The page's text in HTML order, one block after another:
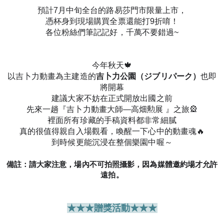
預計7月中旬全台的路易莎門市限量上市，
憑杯身到現場購買全票還能打9折唷！
各位粉絲們筆記記好，千萬不要錯過~
今年秋天🍁
以吉卜力動畫為主建造的吉卜力公園（ジブリパーク）也即
將開幕
建議大家不妨在正式開放出國之前
先來一趟『吉卜力動畫大師—高畑勲展 』之旅🎡
裡面所有珍藏的手稿資料都非常細膩
真的很值得親自入場觀看，喚醒一下心中的動畫魂🔥
到時候更能沉浸在整個樂園中喔～
備註：請大家注意，場內不可拍照攝影，因為媒體邀約場才允許
遠拍。
★★★贈獎活動★★★